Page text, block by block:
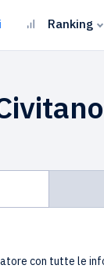
Ranking
con tutte le